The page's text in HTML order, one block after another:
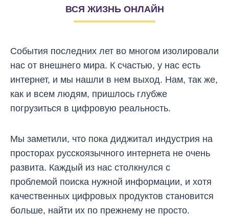
ВСЯ ЖИЗНЬ ОНЛАЙН
События последних лет во многом изолировали
нас от внешнего мира. К счастью, у нас есть
интернет, и мы нашли в нем выход. Нам, так же,
как и всем людям, пришлось глубже
погрузиться в цифровую реальность.
Мы заметили, что пока диджитал индустрия на
просторах русскоязычного интернета не очень
развита. Каждый из нас столкнулся с
проблемой поиска нужной информации, и хотя
качественных цифровых продуктов становится
больше, найти их по прежнему не просто.